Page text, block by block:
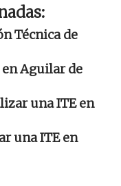
Técnica de
Aguilar de
una ITE en
una ITE en